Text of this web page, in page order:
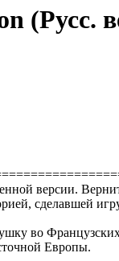
(Русс.
версии.
сделавшей
во
Европы.